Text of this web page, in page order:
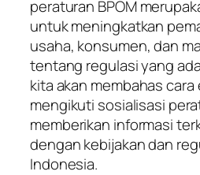
peraturan BPOM
untuk meningkatkan
usaha, konsumen, dan
tentang regulasi yang
kita akan membahas
mengikuti sosialisasi
memberikan informasi
dengan kebijakan dan
Indonesia.